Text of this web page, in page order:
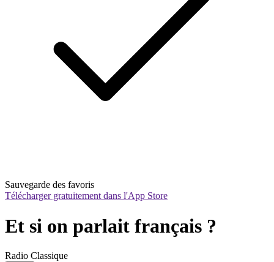
Sauvegarde des favoris
Télécharger gratuitement dans l'App Store
Et si on parlait français ?
Radio Classique